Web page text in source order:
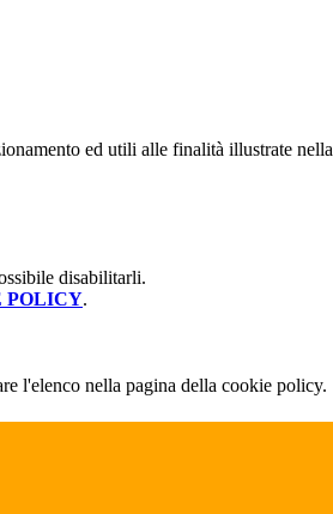
ed utili alle finalità illustrate nella
disabilitarli.
POLICY.
l'elenco nella pagina della cookie policy.